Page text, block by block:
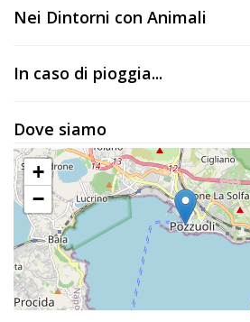
Nei Dintorni con Animali
In caso di pioggia...
Dove siamo
+
−